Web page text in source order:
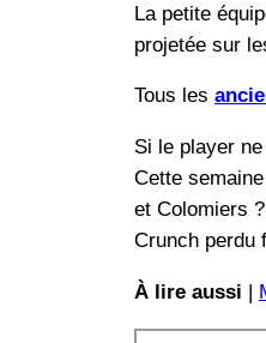
La petite
projetée sur
Tous les
Si le player
Cette
et Colomiers
Crunch perdu
À lire aussi |